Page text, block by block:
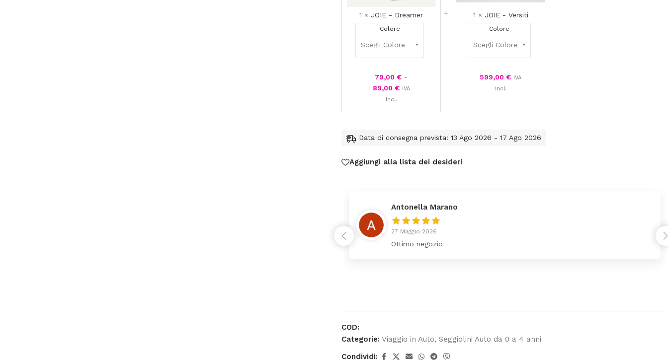
1 × JOIE - Dreamer
Colore
79,00 € -
89,00 € IVA
Incl.
1 × JOIE - Versiti
Colore
599,00 € IVA
Incl.
Data di consegna prevista: 13 Ago 2026 - 17 Ago 2026
Aggiungi alla lista dei desideri
Antonella Marano
27 Maggio 2026
Ottimo negozio
COD:
Categorie: Viaggio in Auto, Seggiolini Auto da 0 a 4 anni
Condividi: